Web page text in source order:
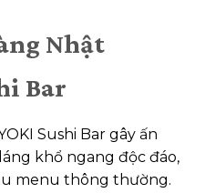
Nhật
Bar
Sushi Bar gây ấn
khổ ngang độc đáo,
menu thông thường.